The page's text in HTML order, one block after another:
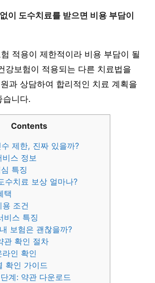
이 도수치료를 받으면 비용 부담이
적용이 제한적이라 비용 부담이 될
강보험이 적용되는 다른 치료법을
과 상담하여 합리적인 치료 계획을
습니다.
Contents
제한, 진짜 있을까?
스 정보
특징
수치료 보상 얼마나?
택
용 조건
비스 특징
보험은 괜찮을까?
관 확인 절차
라인 확인
확인 가이드
계: 약관 다운로드